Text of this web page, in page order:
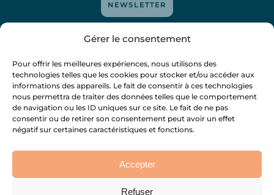
Gérer le consentement
Pour offrir les meilleures expériences, nous utilisons des
technologies telles que les cookies pour stocker et/ou accéder aux
informations des appareils. Le fait de consentir à ces technologies
nous permettra de traiter des données telles que le comportement
de navigation ou les ID uniques sur ce site. Le fait de ne pas
consentir ou de retirer son consentement peut avoir un effet
négatif sur certaines caractéristiques et fonctions.
Accepter
Refuser
NEWSLETTER
Mentions légales - Protection des données